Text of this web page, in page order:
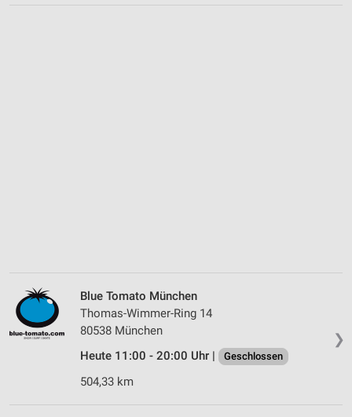
❯
Blue Tomato München
Thomas-Wimmer-Ring 14
80538 München
Heute 11:00 - 20:00 Uhr |
Geschlossen
504,33 km